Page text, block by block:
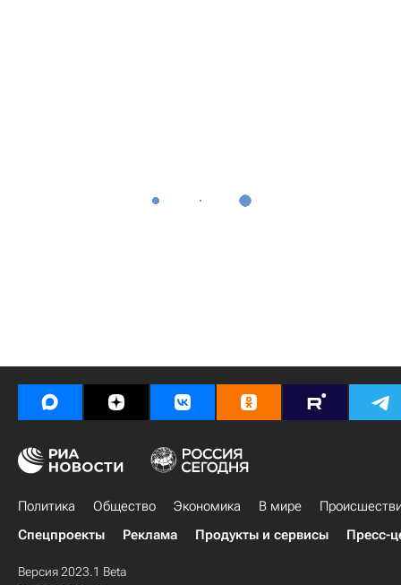
Политика Общество Экономика В мире
Спецпроекты
Реклама Продукты и сервисы Пресс-
Версия 2023.1 Beta